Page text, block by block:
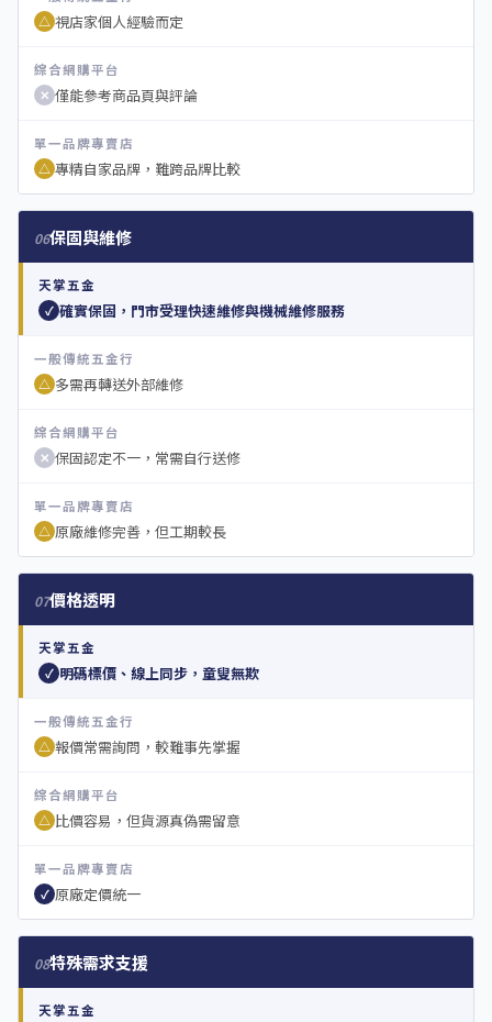
△ 視店家個人經驗而定
綜合網購平台
✕ 僅能參考商品頁與評論
單一品牌專賣店
△ 專精自家品牌，難跨品牌比較
06保固與維修
天掌五金
✓ 確實保固，門市受理快速維修與機械維修服務
一般傳統五金行
△ 多需再轉送外部維修
綜合網購平台
✕ 保固認定不一，常需自行送修
單一品牌專賣店
△ 原廠維修完善，但工期較長
07價格透明
天掌五金
✓ 明碼標價、線上同步，童叟無欺
一般傳統五金行
△ 報價常需詢問，較難事先掌握
綜合網購平台
△ 比價容易，但貨源真偽需留意
單一品牌專賣店
✓ 原廠定價統一
08特殊需求支援
天掌五金